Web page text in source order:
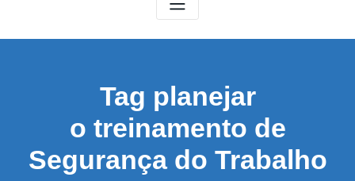
Tag planejar
o treinamento de
Segurança do Trabalho